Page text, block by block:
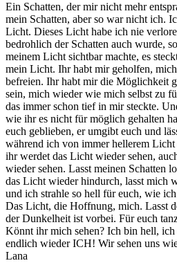
Ein Schatten, der mir nicht mehr
mein Schatten, aber so war nicht ich.
Licht. Dieses Licht habe ich nie
bedrohlich der Schatten auch wurde,
meinem Licht sichtbar machte, es
mein Licht. Ihr habt mir geholfen,
befreien. Ihr habt mir die Möglichkeit
sein, mich wieder wie mich selbst zu
das immer schon tief in mir steckte.
wie ihr es nicht für möglich gehalten
euch geblieben, er umgibt euch und
während ich von immer hellerem
ihr werdet das Licht wieder sehen,
wieder sehen. Lasst meinen Schatten
das Licht wieder hindurch, lasst mich
und ich strahle so hell für euch, wie
Das Licht, die Hoffnung, mich. Lasst
der Dunkelheit ist vorbei. Für euch
Könnt ihr mich sehen? Ich bin hell,
endlich wieder ICH! Wir sehen uns
Lana